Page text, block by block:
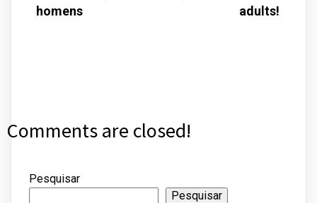
homens
adults!
Comments are closed!
Pesquisar
Pesquisar